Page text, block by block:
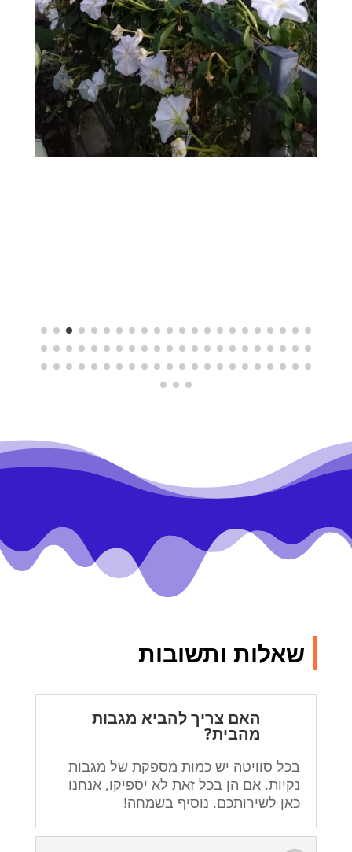
שאלות ותשובות
האם צריך להביא מגבות
מהבית?
בכל סוויטה יש כמות מספקת של מגבות
נקיות. אם הן בכל זאת לא יספיקו, אנחנו
כאן לשירותכם. נוסיף בשמחה!